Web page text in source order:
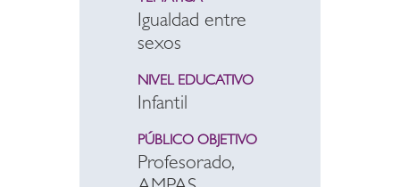
Igualdad entre
sexos
NIVEL EDUCATIVO
Infantil
PÚBLICO OBJETIVO
Profesorado,